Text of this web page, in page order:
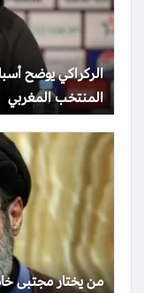
الركراكي يوضح
المنتخب المغربي
من يختار مجتبى